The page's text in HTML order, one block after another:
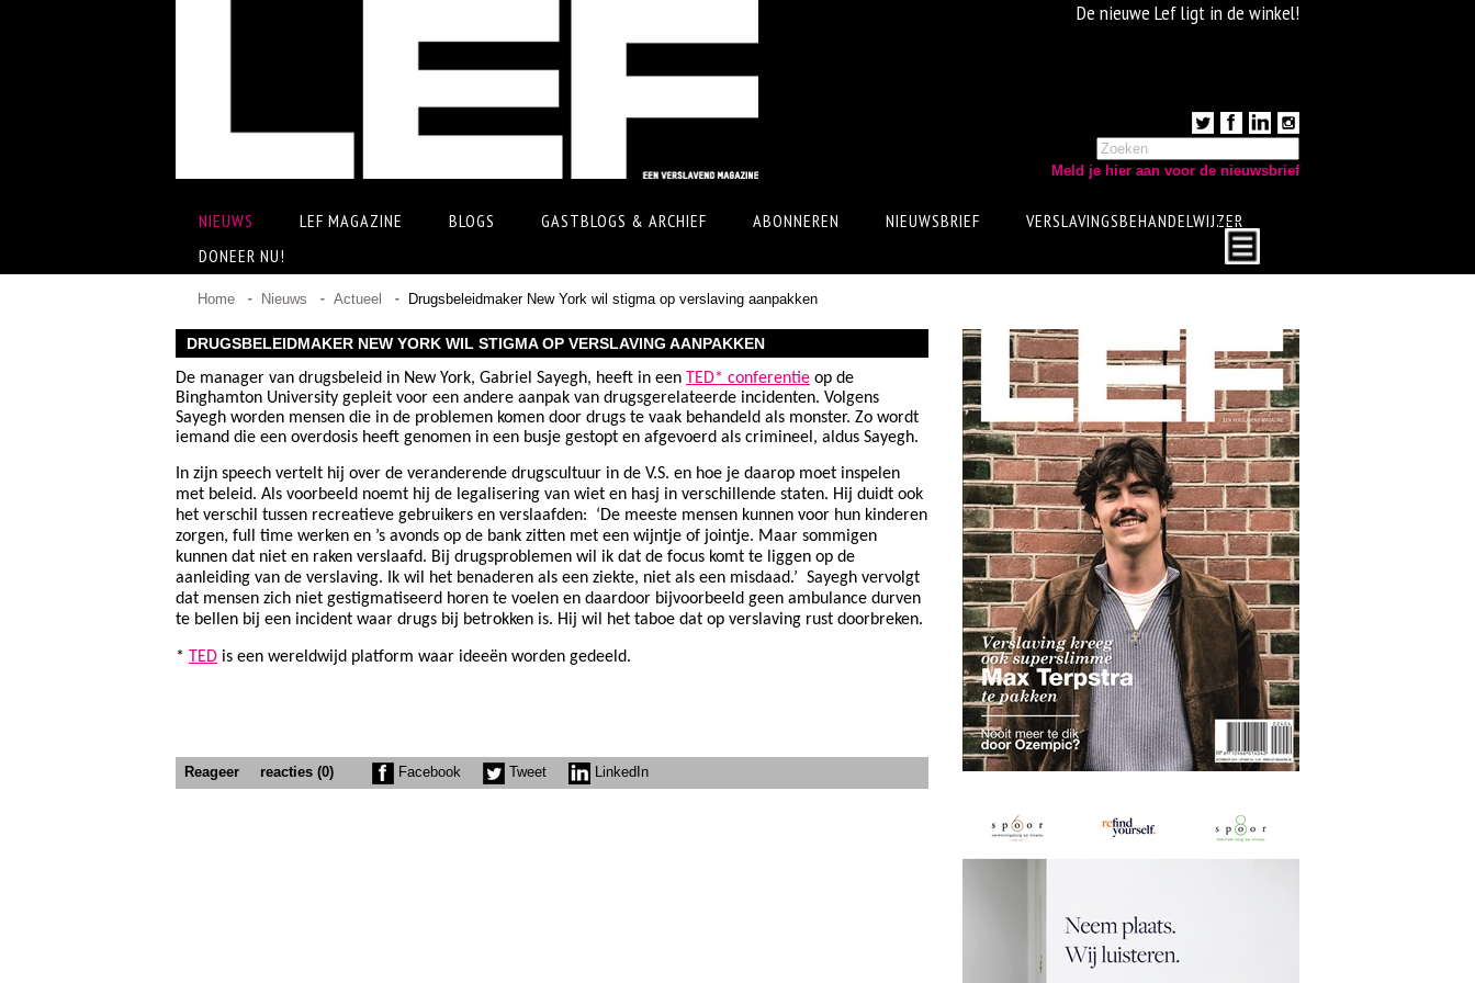
De nieuwe Lef ligt in de winkel!
Meld je hier aan voor de nieuwsbrief
NIEUWS LEF MAGAZINE BLOGS GASTBLOGS & ARCHIEF ABONNEREN NIEUWSBRIEF
VERSLAVINGSBEHANDELWIJZER
DONEER NU!
Home Nieuws Actueel Drugsbeleidmaker New York wil stigma op verslaving aanpakken
DRUGSBELEIDMAKER NEW YORK WIL STIGMA OP VERSLAVING AANPAKKEN
De manager van drugsbeleid in New York, Gabriel Sayegh, heeft in een TED* conferentie op de
Binghamton University gepleit voor een andere aanpak van drugsgerelateerde incidenten. Volgens
Sayegh worden mensen die in de problemen komen door drugs te vaak behandeld als monster. Zo wordt
iemand die een overdosis heeft genomen in een busje gestopt en afgevoerd als crimineel, aldus Sayegh.
In zijn speech vertelt hij over de veranderende drugscultuur in de V.S. en hoe je daarop moet inspelen
met beleid. Als voorbeeld noemt hij de legalisering van wiet en hasj in verschillende staten. Hij duidt ook
het verschil tussen recreatieve gebruikers en verslaafden:
‘De meeste mensen kunnen voor hun kinderen
zorgen, full time werken en ’s avonds op de bank zitten met een wijntje of jointje. Maar sommigen
kunnen dat niet en raken verslaafd. Bij drugsproblemen wil ik dat de focus komt te liggen op de
aanleiding van de verslaving. Ik wil het benaderen als een ziekte, niet als een misdaad.’ Sayegh vervolgt
dat mensen zich niet gestigmatiseerd horen te voelen en daardoor bijvoorbeeld geen ambulance durven
te bellen bij een incident waar drugs bij betrokken is. Hij wil het taboe dat op verslaving rust doorbreken.
* TED is een wereldwijd platform waar ideeën worden gedeeld.
Reageer reacties (0) Facebook Tweet LinkedIn